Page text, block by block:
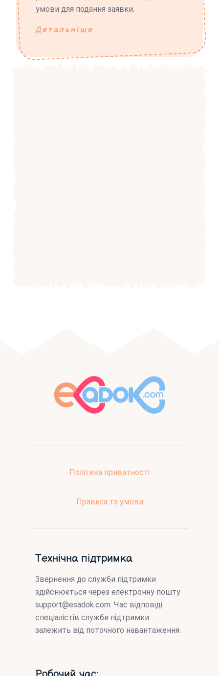
умови для подання заявки.
Детальніше
Політика приватності
Правила та умови
Технічна підтримка
Звернення до служби підтримки
здійснюється через електронну пошту
support@esadok.com. Час відповіді
спеціалістів служби підтримки
залежить від поточного навантаження.